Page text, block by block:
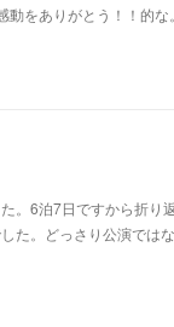
動をありがとう！！的
。6泊7日ですから折
た。どっさり公演では